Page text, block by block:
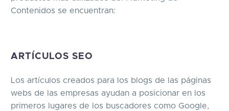
Contenidos se encuentran:
ARTÍCULOS SEO
Los artículos creados para los blogs de las páginas
webs de las empresas ayudan a posicionar en los
primeros lugares de los buscadores como Google,